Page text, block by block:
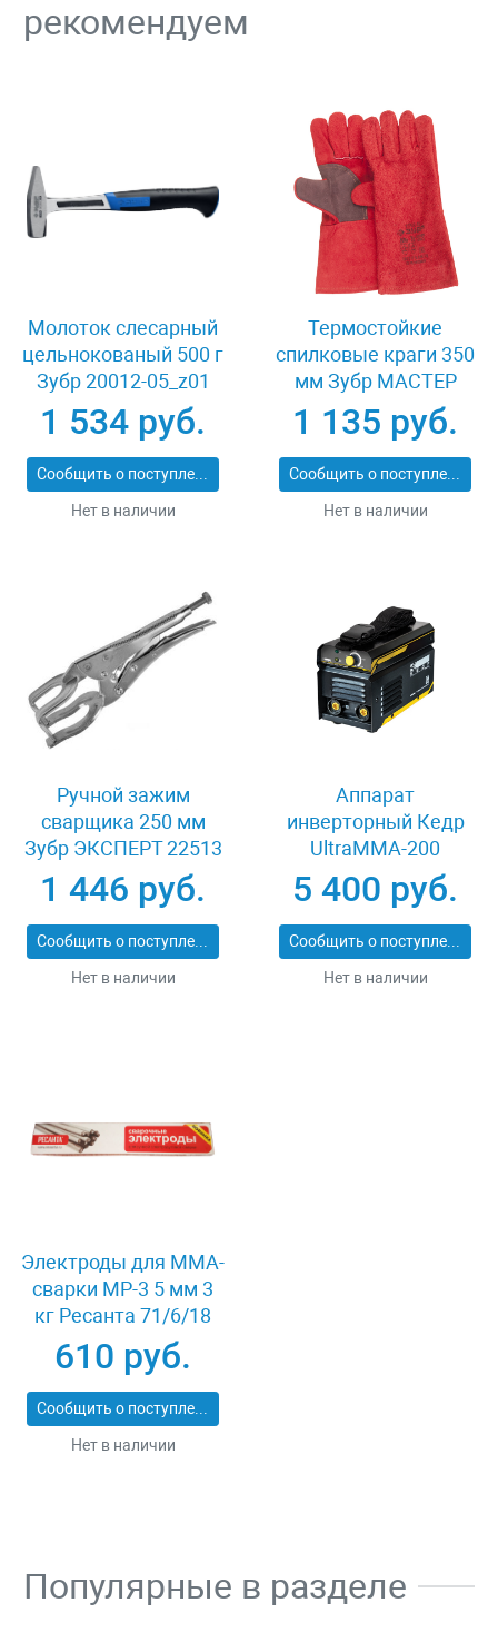
рекомендуем
Молоток слесарный
цельнокованый 500 г
Зубр 20012-05_z01
1 534 руб.
Сообщить о поступлении
Нет в наличии
Термостойкие
спилковые краги 350
мм Зубр МАСТЕР
11334-XL
1 135 руб.
Сообщить о поступлении
Нет в наличии
Ручной зажим
сварщика 250 мм
Зубр ЭКСПЕРТ 22513
1 446 руб.
Сообщить о поступлении
Нет в наличии
Аппарат
инверторный Кедр
UltraMMA-200
Compact 8012559
5 400 руб.
Сообщить о поступлении
Нет в наличии
Электроды для MMA-
сварки МР-3 5 мм 3
кг Ресанта 71/6/18
610 руб.
Сообщить о поступлении
Нет в наличии
Популярные в разделе